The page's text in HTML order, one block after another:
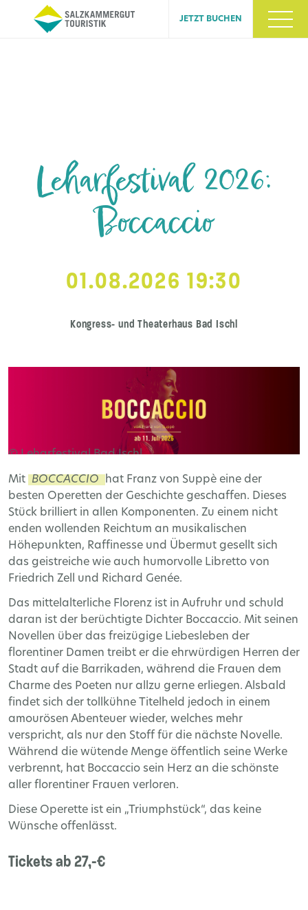
JETZT BUCHEN
Leharfestival 2026:
Boccaccio
01.08.2026 19:30
Kongress- und Theaterhaus Bad Ischl
© Leharfestival Bad Ischl
Mit BOCCACCIO
hat Franz von Suppè eine der
besten Operetten der Geschichte geschaffen. Dieses
Stück brilliert in allen Komponenten. Zu einem nicht
enden wollenden Reichtum an musikalischen
Höhepunkten, Raffinesse und Übermut gesellt sich
das geistreiche wie auch humorvolle Libretto von
Friedrich Zell und Richard Genée.
Das mittelalterliche Florenz ist in Aufruhr und schuld
daran ist der berüchtigte Dichter Boccaccio. Mit seinen
Novellen über das freizügige Liebesleben der
florentiner Damen treibt er die ehrwürdigen Herren der
Stadt auf die Barrikaden, während die Frauen dem
Charme des Poeten nur allzu gerne erliegen. Alsbald
findet sich der tollkühne Titelheld jedoch in einem
amourösen Abenteuer wieder, welches mehr
verspricht, als nur den Stoff für die nächste Novelle.
Während die wütende Menge öffentlich seine Werke
verbrennt, hat Boccaccio sein Herz an die schönste
aller florentiner Frauen verloren.
Diese Operette ist ein „Triumphstück“, das keine
Wünsche offenlässt.
Tickets ab 27,-€